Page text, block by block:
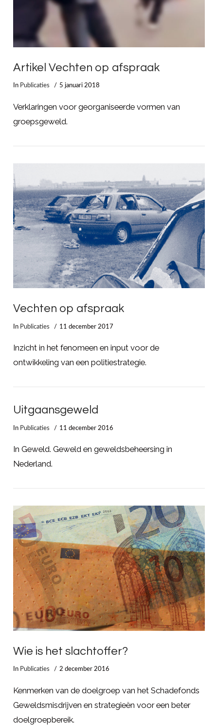
LEES MEER
Artikel Vechten op afspraak
In Publicaties 5 januari 2018
Verklaringen voor georganiseerde vormen van
groepsgeweld.
Vechten op afspraak
In Publicaties 11 december 2017
Inzicht in het fenomeen en input voor de
ontwikkeling van een politiestrategie.
Uitgaansgeweld
In Publicaties 11 december 2016
In Geweld. Geweld en geweldsbeheersing in
Nederland.
Wie is het slachtoffer?
In Publicaties 2 december 2016
Kenmerken van de doelgroep van het Schadefonds
Geweldsmisdrijven en strategieën voor een beter
doelgroepbereik.